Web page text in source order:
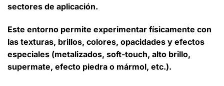
sectores de aplicación.
Este entorno permite experimentar físicamente con
las texturas, brillos, colores, opacidades y efectos
especiales (metalizados, soft-touch, alto brillo,
supermate, efecto piedra o mármol, etc.).